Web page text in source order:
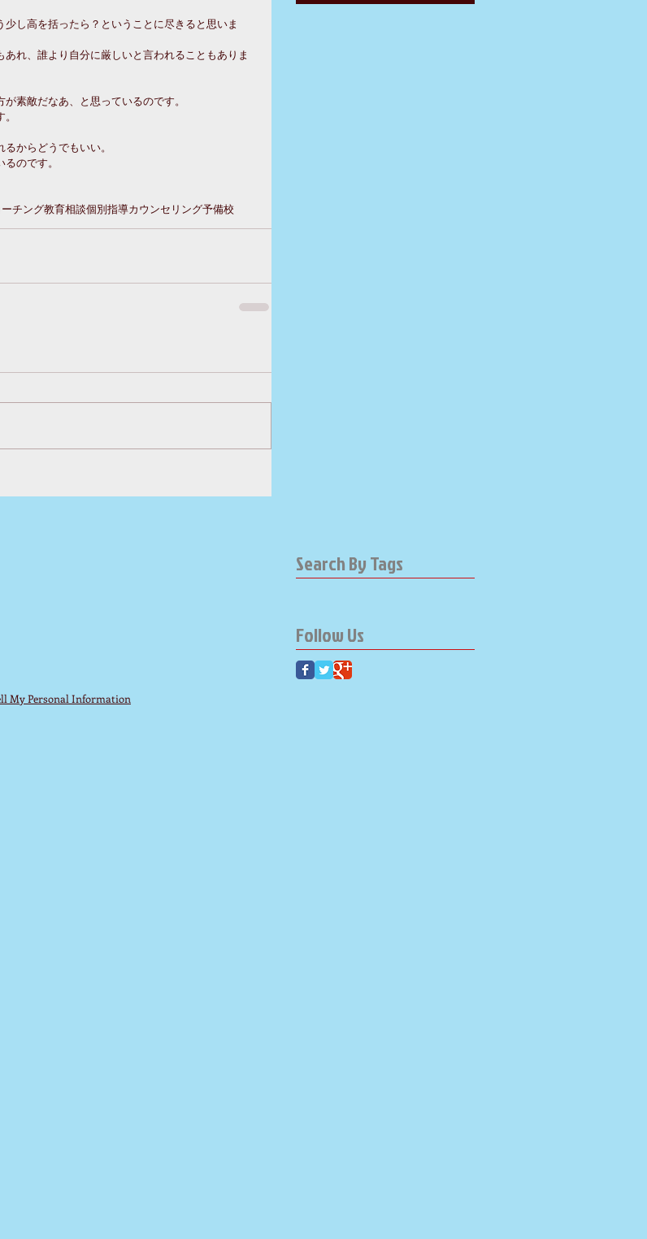
し高を括ったら？ということに尽きると思いま
れ、誰より自分に厳しいと言われることもありま
素敵だなあ、と思っているのです。
からどうでもいい。
のです。
ーチング教育相談個別指導カウンセリング予備校
Search By Tags
Follow Us
My Personal Information